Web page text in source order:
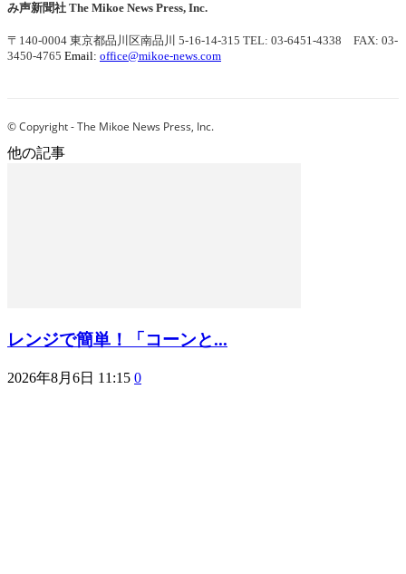
み声新聞社 The Mikoe News Press, Inc.
〒140-0004 東京都品川区南品川 5-16-14-315 TEL: 03-6451-4338 FAX: 03-
3450-4765 Email: office@mikoe-news.com
© Copyright - The Mikoe News Press, Inc.
他の記事
レンジで簡単！「コーンと...
2026年8月6日 11:15 0